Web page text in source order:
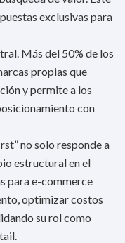
exclusivas para
Más del 50% de los
propias que
y permite a los
con
no solo responde a
estructural en el
para e-commerce
optimizar costos
su rol como